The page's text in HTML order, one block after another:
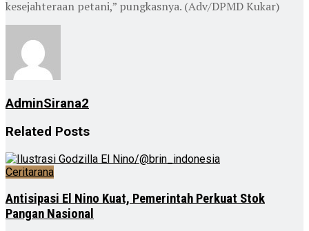
kesejahteraan petani,” pungkasnya. (Adv/DPMD Kukar)
AdminSirana2
Related Posts
Ceritarana
Antisipasi El Nino Kuat, Pemerintah Perkuat Stok
Pangan Nasional